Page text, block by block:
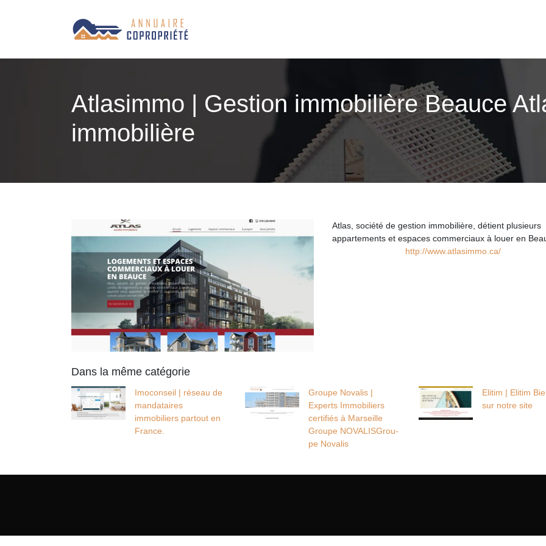
Atlasimmo | Gestion immobilière Beauce
immobilière
Atlas, société de gestion immobilière, détient plusieurs
appartements et espaces commerciaux à louer en
http://www.atlasimmo.ca/
Dans la même catégorie
Imoconseil | réseau de
mandataires
immobiliers partout en
France.
Groupe Novalis |
Experts Immobiliers
certifiés à Marseille
Groupe NOVALISGrou­
pe Novalis
Elitim | Elitim
sur notre site